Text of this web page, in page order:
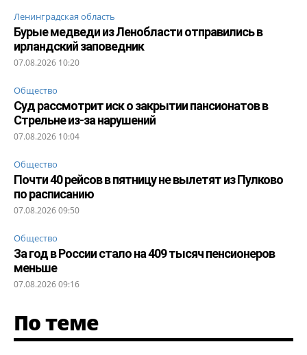
Ленинградская область
Бурые медведи из Ленобласти отправились в
ирландский заповедник
07.08.2026 10:20
Общество
Суд рассмотрит иск о закрытии пансионатов в
Стрельне из-за нарушений
07.08.2026 10:04
Общество
Почти 40 рейсов в пятницу не вылетят из Пулково
по расписанию
07.08.2026 09:50
Общество
За год в России стало на 409 тысяч пенсионеров
меньше
07.08.2026 09:16
По теме